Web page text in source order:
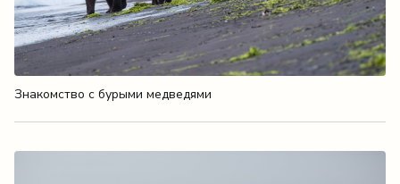
Знакомство с бурыми медведями